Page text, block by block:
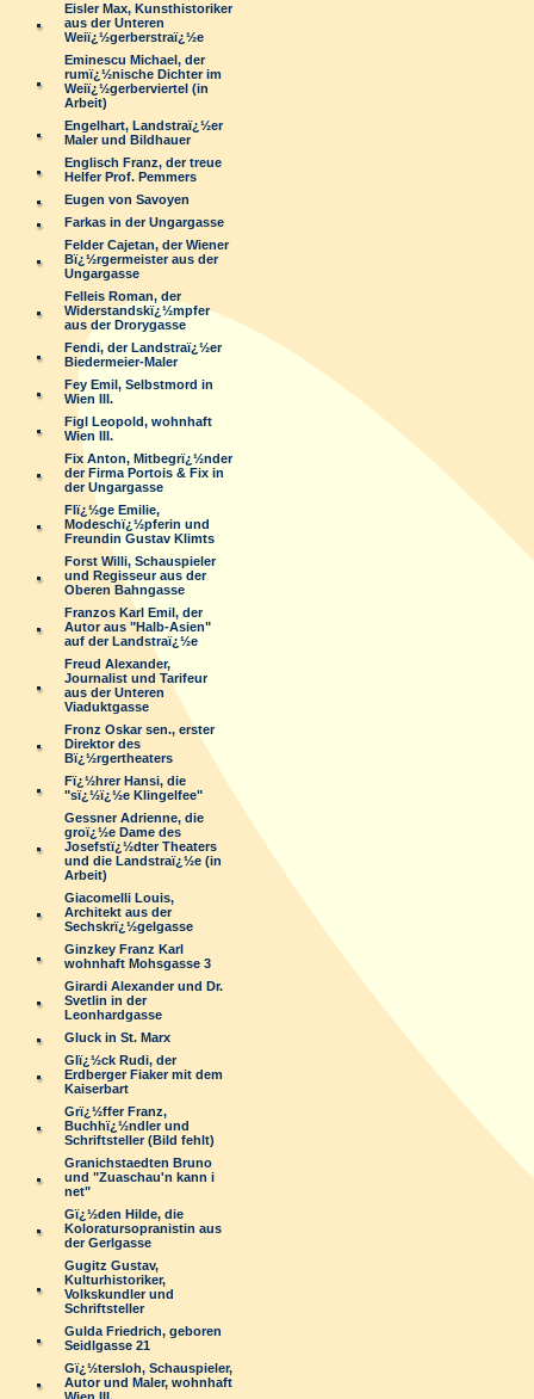
Eisler Max, Kunsthistoriker
aus der Unteren
Weiï¿½gerberstraï¿½e
Eminescu Michael, der
rumï¿½nische Dichter im
Weiï¿½gerberviertel (in
Arbeit)
Engelhart, Landstraï¿½er
Maler und Bildhauer
Englisch Franz, der treue
Helfer Prof. Pemmers
Eugen von Savoyen
Farkas in der Ungargasse
Felder Cajetan, der Wiener
Bï¿½rgermeister aus der
Ungargasse
Felleis Roman, der
Widerstandskï¿½mpfer
aus der Drorygasse
Fendi, der Landstraï¿½er
Biedermeier-Maler
Fey Emil, Selbstmord in
Wien III.
Figl Leopold, wohnhaft
Wien III.
Fix Anton, Mitbegrï¿½nder
der Firma Portois & Fix in
der Ungargasse
Flï¿½ge Emilie,
Modeschï¿½pferin und
Freundin Gustav Klimts
Forst Willi, Schauspieler
und Regisseur aus der
Oberen Bahngasse
Franzos Karl Emil, der
Autor aus "Halb-Asien"
auf der Landstraï¿½e
Freud Alexander,
Journalist und Tarifeur
aus der Unteren
Viaduktgasse
Fronz Oskar sen., erster
Direktor des
Bï¿½rgertheaters
Fï¿½hrer Hansi, die
"sï¿½ï¿½e Klingelfee"
Gessner Adrienne, die
groï¿½e Dame des
Josefstï¿½dter Theaters
und die Landstraï¿½e (in
Arbeit)
Giacomelli Louis,
Architekt aus der
Sechskrï¿½gelgasse
Ginzkey Franz Karl
wohnhaft Mohsgasse 3
Girardi Alexander und Dr.
Svetlin in der
Leonhardgasse
Gluck in St. Marx
Glï¿½ck Rudi, der
Erdberger Fiaker mit dem
Kaiserbart
Grï¿½ffer Franz,
Buchhï¿½ndler und
Schriftsteller (Bild fehlt)
Granichstaedten Bruno
und "Zuaschau'n kann i
net"
Gï¿½den Hilde, die
Koloratursopranistin aus
der Gerlgasse
Gugitz Gustav,
Kulturhistoriker,
Volkskundler und
Schriftsteller
Gulda Friedrich, geboren
Seidlgasse 21
Gï¿½tersloh, Schauspieler,
Autor und Maler, wohnhaft